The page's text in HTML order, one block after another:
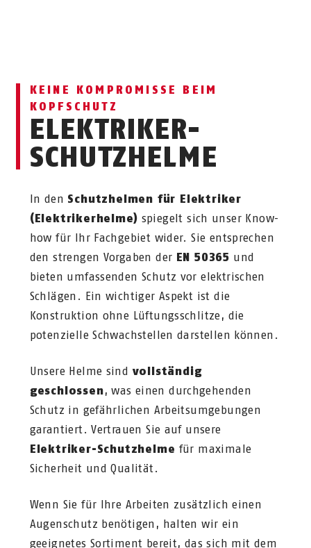
KEINE KOMPROMISSE BEIM
KOPFSCHUTZ
ELEKTRIKER-
SCHUTZHELME
In den Schutzhelmen für Elektriker
(Elektrikerhelme) spiegelt sich unser Know-
how für Ihr Fachgebiet wider. Sie entsprechen
den strengen Vorgaben der EN 50365 und
bieten umfassenden Schutz vor elektrischen
Schlägen. Ein wichtiger Aspekt ist die
Konstruktion ohne Lüftungsschlitze, die
potenzielle Schwachstellen darstellen können.
Unsere Helme sind vollständig
geschlossen, was einen durchgehenden
Schutz in gefährlichen Arbeitsumgebungen
garantiert. Vertrauen Sie auf unsere
Elektriker-Schutzhelme für maximale
Sicherheit und Qualität.
Wenn Sie für Ihre Arbeiten zusätzlich einen
Augenschutz benötigen, halten wir ein
geeignetes Sortiment bereit, das sich mit dem